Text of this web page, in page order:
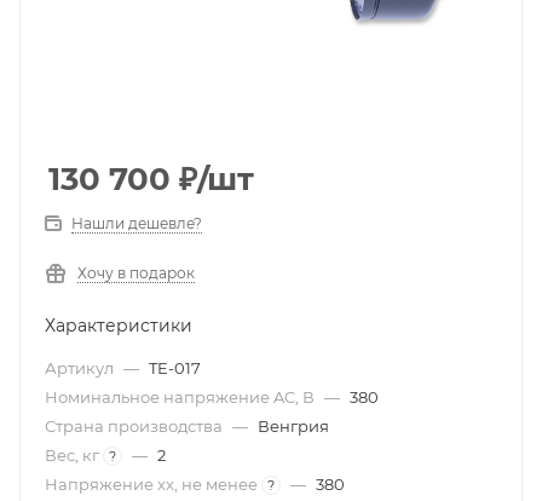
130 700 ₽/шт
Нашли дешевле?
Хочу в подарок
Характеристики
Артикул — TE-017
Номинальное напряжение AC, В — 380
Страна производства — Венгрия
Вес, кг ? — 2
Напряжение xx, не менее ? — 380